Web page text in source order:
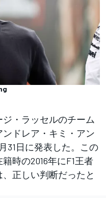
・ラッセルのチーム
ドレア・キミ・アン
31日に発表した。この
時の2016年にF1王者
正しい判断だったと